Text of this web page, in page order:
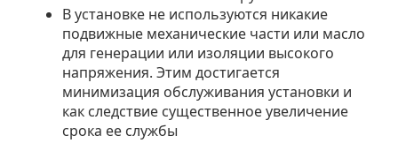
В установке не используются никакие
подвижные механические части или масло
для генерации или изоляции высокого
напряжения. Этим достигается
минимизация обслуживания установки и
как следствие существенное увеличение
срока ее службы